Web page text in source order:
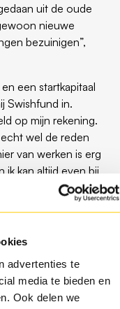
advertenties te
media te bieden en
Ook delen we
uit de oude
nieuwe
bezuinigen”,
een startkapitaal
Swishfund in.
op mijn rekening.
wel de reden
van werken is erg
ik kan altijd even bij
dag wordt er naar
afbetalen. Het
meer over na te